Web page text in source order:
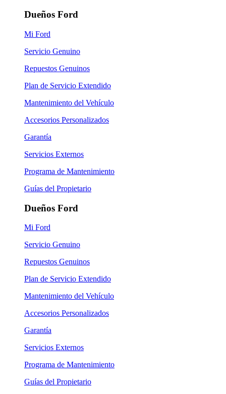
Dueños Ford
Mi Ford
Servicio Genuino
Repuestos Genuinos
Plan de Servicio Extendido
Mantenimiento del Vehículo
Accesorios Personalizados
Garantía
Servicios Externos
Programa de Mantenimiento
Guías del Propietario
Dueños Ford
Mi Ford
Servicio Genuino
Repuestos Genuinos
Plan de Servicio Extendido
Mantenimiento del Vehículo
Accesorios Personalizados
Garantía
Servicios Externos
Programa de Mantenimiento
Guías del Propietario